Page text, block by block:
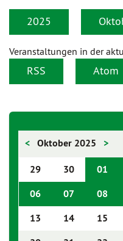
2025
Veranstaltungen in der
RSS Atom
< Oktober 2025 >
29 30 01
06
07 08
13
14 15